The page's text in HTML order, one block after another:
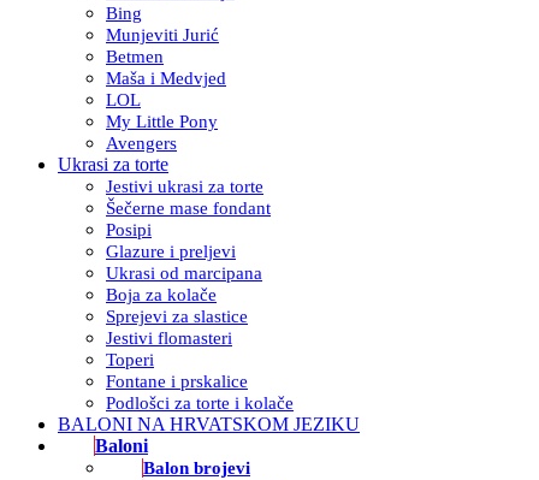
Bing
Munjeviti Jurić
Betmen
Maša i Medvjed
LOL
My Little Pony
Avengers
Ukrasi za torte
Jestivi ukrasi za torte
Šečerne mase fondant
Posipi
Glazure i preljevi
Ukrasi od marcipana
Boja za kolače
Sprejevi za slastice
Jestivi flomasteri
Toperi
Fontane i prskalice
Podlošci za torte i kolače
BALONI NA HRVATSKOM JEZIKU
Baloni
Balon brojevi